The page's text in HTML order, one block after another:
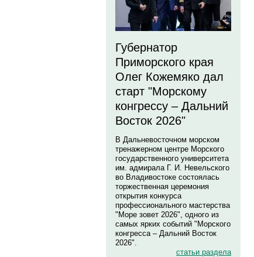
Губернатор
Приморского края
Олег Кожемяко дал
старт "Морскому
конгрессу – Дальний
Восток 2026"
В Дальневосточном морском
тренажерном центре Морского
государственного университета
им. адмирала Г. И. Невельского
во Владивостоке состоялась
торжественная церемония
открытия конкурса
профессионального мастерства
"Море зовет 2026", одного из
самых ярких событий "Морского
конгресса – Дальний Восток
2026".
статьи раздела